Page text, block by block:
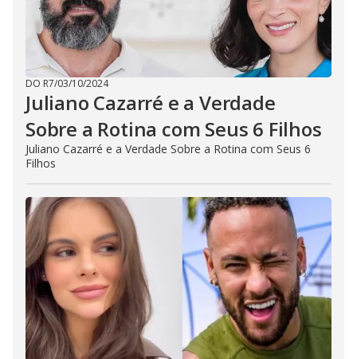
DO R7/03/10/2024
Juliano Cazarré e a Verdade
Sobre a Rotina com Seus 6 Filhos
Juliano Cazarré e a Verdade Sobre a Rotina com Seus 6
Filhos